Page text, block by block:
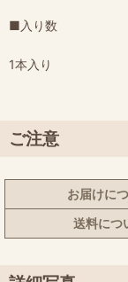
■入り数
1本入り
ご注意
お届けに
送料につ